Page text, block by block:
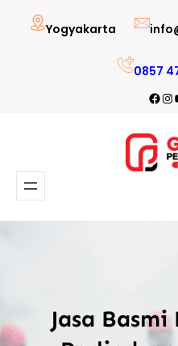
Lewati
Yogyakarta
0857
Jasa Basmi